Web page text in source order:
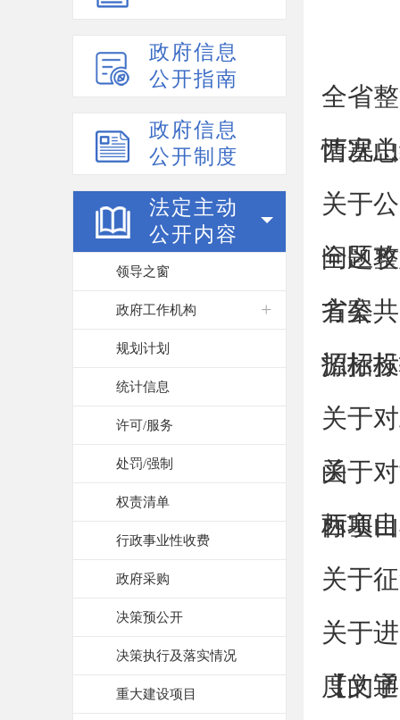
政府信息
公开指南
政府信息
公开制度
法定主动
公开内容
领导之窗
政府工作机构
规划计划
统计信息
许可/服务
处罚/强制
权责清单
行政事业性收费
政府采购
决策预公开
决策执行及落实情况
重大建设项目
全省
情况
西塞
关于
问题
全区
方案
省公
源招
招标
关于
函
关于
标项
西塞
关于
关于
度的
【文